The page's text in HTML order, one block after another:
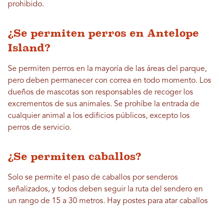
prohibido.
¿Se permiten perros en Antelope
Island?
Se permiten perros en la mayoría de las áreas del parque,
pero deben permanecer con correa en todo momento. Los
dueños de mascotas son responsables de recoger los
excrementos de sus animales. Se prohíbe la entrada de
cualquier animal a los edificios públicos, excepto los
perros de servicio.
¿Se permiten caballos?
Solo se permite el paso de caballos por senderos
señalizados, y todos deben seguir la ruta del sendero en
un rango de 15 a 30 metros. Hay postes para atar caballos